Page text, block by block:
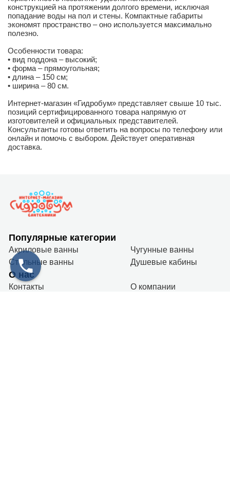
конструкцией на протяжении долгого времени, исключая
попадание воды на пол и стены. Компактные габариты
экономят пространство – оно используется максимально
полезно.
Особенности товара:
• вид поддона – высокий;
• форма – прямоугольная;
• длина – 150 см;
• ширина – 80 см.
Интернет-магазин «Гидробум» представляет свыше 10 тыс.
позиций сертифицированного товара напрямую от
изготовителей и официальных представителей.
Консультанты готовы ответить на вопросы по телефону или
онлайн и помочь с выбором. Действует оперативная
доставка.
Популярные категории
Акриловые ванны
Чугунные ванны
Стальные ванны
Душевые кабины
О нас
Контакты
О компании